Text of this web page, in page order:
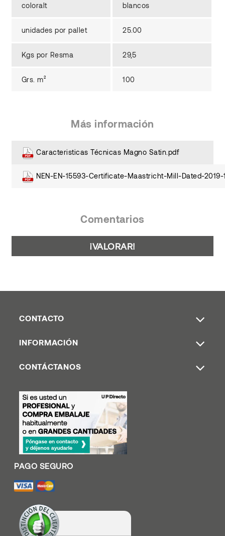
coloralt blancos
unidades por pallet 25.00
Kgs por Resma 29,5
Grs. m² 100
Más información
Caracteristicas Técnicas Magno Satin.pdf
NEN-EN-15593-Certificate-Maastricht-Mill-Dated-
Comentarios
¡VALORAR!
CONTACTO
INFORMACIÓN
CONTÁCTANOS